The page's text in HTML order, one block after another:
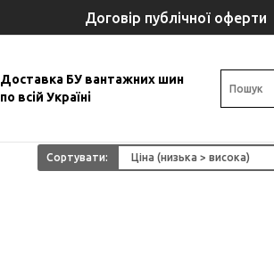
Договір публічної оферти
Доставка БУ вантажних шин
по всій Україні
Сортувати: